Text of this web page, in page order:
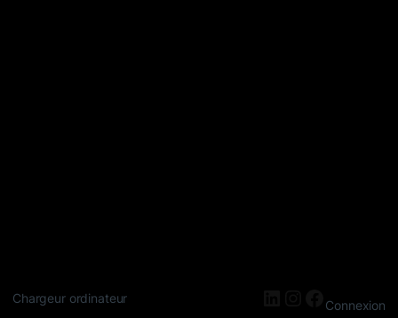
Chargeur ordinateur LinkedIn
Instagram
Connexion